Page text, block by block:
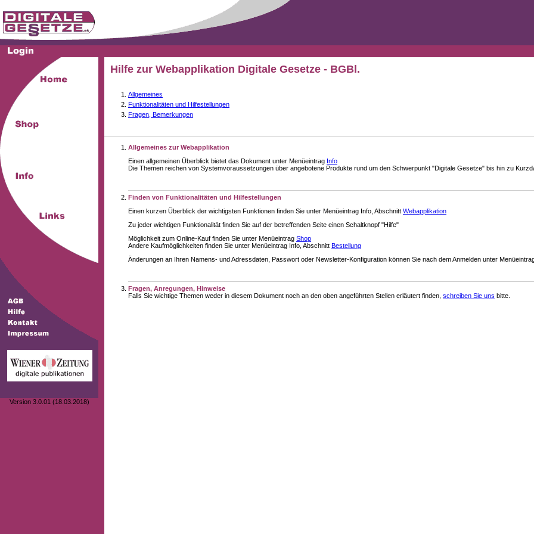
Version 3.0.01 (18.03.2018)
Hilfe zur Webapplikation Digitale Gesetze - BGBl.
Allgemeines
Funktionalitäten und Hilfestellungen
Fragen, Bemerkungen
Allgemeines zur Webapplikation
Einen allgemeinen Überblick bietet das Dokument unter Menüeintrag Info
Die Themen reichen von Systemvoraussetzungen über angebotene Produkte rund um den Schwerpunkt "Digitale Gesetze" bis hin zu
Finden von Funktionalitäten und Hilfestellungen
Einen kurzen Überblick der wichtigsten Funktionen finden Sie unter Menüeintrag Info, Abschnitt Webapplikation
Zu jeder wichtigen Funktionalität finden Sie auf der betreffenden Seite einen Schaltknopf "Hilfe"
Möglichkeit zum Online-Kauf finden Sie unter Menüeintrag Shop
Andere Kaufmöglichkeiten finden Sie unter Menüeintrag Info, Abschnitt Bestellung
Änderungen an Ihren Namens- und Adressdaten, Passwort oder Newsletter-Konfiguration können Sie nach dem Anmelden unter
Fragen, Anregungen, Hinweise
Falls Sie wichtige Themen weder in diesem Dokument noch an den oben angeführten Stellen erläutert finden, schreiben Sie uns bitte.